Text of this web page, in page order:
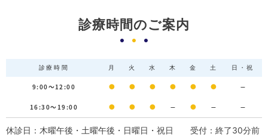
診療時間のご案内
診療時間 月 火 水 木 金 土 日・祝
9:00～12:00 ● ● ● ● ● ● －
16:30～19:00 ● ● ● － ● － －
休診日：木曜午後・土曜午後・日曜日・祝日 受付：終了30分前